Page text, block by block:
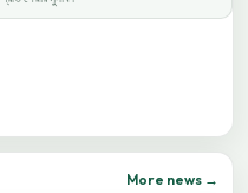
More news →